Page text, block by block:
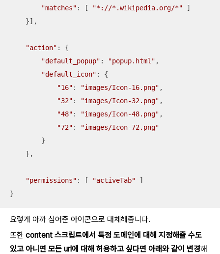
"matches" : [ "*://*.wikipedia.org/*" ]
    }],
"action" : {
"default_popup" : "popup.html" ,
"default_icon" : {
"16" : "images/Icon-16.png" ,
"32" : "images/Icon-32.png" ,
"48" : "images/Icon-48.png" ,
"72" :
"images/Icon-72.png"
        }
    },
"permissions" : [ "activeTab" ]
}
요렇게 아까 심어준 아이콘으로 대체해줍니다.
또한 content 스크립트에서 특정 도메인에 대해 지정해줄 수도
있고 아니면 모든 url에 대해 허용하고 싶다면 아래와 같이 변경해